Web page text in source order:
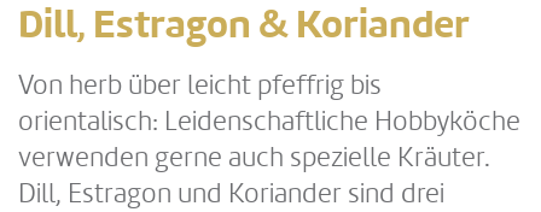
Dill, Estragon & Koriander
Von herb über leicht pfeffrig bis
orientalisch: Leidenschaftliche Hobbyköche
verwenden gerne auch spezielle Kräuter.
Dill, Estragon und Koriander sind drei